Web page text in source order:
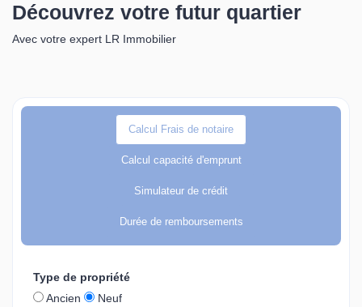
Découvrez votre futur quartier
Avec votre expert LR Immobilier
Calcul Frais de notaire
Calcul capacité d'emprunt
Simulateur de crédit
Durée de remboursements